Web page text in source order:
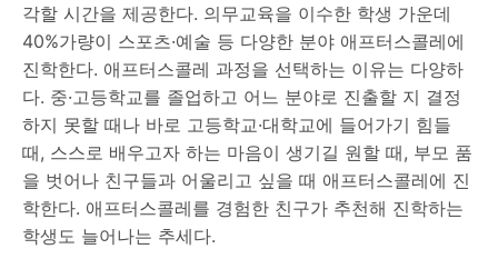
각할 시간을 제공한다. 의무교육을 이수한 학생 가운데
40%가량이 스포츠·예술 등 다양한 분야 애프터스콜레에
진학한다. 애프터스콜레 과정을 선택하는 이유는 다양하
다. 중·고등학교를 졸업하고 어느 분야로 진출할 지 결정
하지 못할 때나 바로 고등학교·대학교에 들어가기 힘들
때, 스스로 배우고자 하는 마음이 생기길 원할 때, 부모 품
을 벗어나 친구들과 어울리고 싶을 때 애프터스콜레에 진
학한다. 애프터스콜레를 경험한 친구가 추천해 진학하는
학생도 늘어나는 추세다.